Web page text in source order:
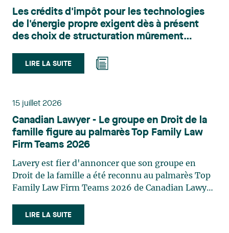
du territoire. Elle conseille et représente une
clientèle publique et privée dans le cadre d’enjeux
touchant notamment les obligations
et de permis, l’application et la contestation de
règlements d’urbanisme, ainsi que les dossiers
municipalités dans la validation juridique de leurs
Reconnue pour son approche à la fois stratégique
et pratique, elle intervient aussi en matière de
taxation municipale et d’évaluation foncière, en
plus de contribuer régulièrement à des
publications et à des activités de formation. Jean-
Sébastien Desroches œuvre en droit des affaires,
acquisitions, des infrastructures, des énergies
Les crédits d'impôt pour les technologies
de l'énergie propre exigent dès à présent
des choix de structuration mûrement
LIRE LA SUITE
15 juillet 2026
Canadian Lawyer - Le groupe en Droit de la
famille figure au palmarès Top Family Law
Firm Teams 2026
Lavery est fier d'annoncer que son groupe en
Droit de la famille a été reconnu au palmarès Top
Family Law Firm Teams 2026 de Canadian Lawyer.
sélection rigoureux, fondé sur des nominations
issues du lectorat, d'associations juridiques et de
LIRE LA SUITE